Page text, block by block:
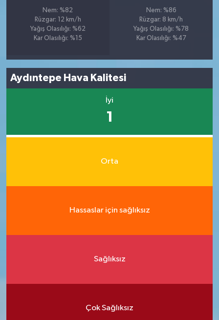
Nem: %82
Rüzgar: 12 km/h
Yağış Olasılığı: %62
Kar Olasılığı: %15
Nem: %86
Rüzgar: 8 km/h
Yağış Olasılığı: %78
Kar Olasılığı: %47
Aydıntepe Hava Kalitesi
İyi
1
Orta
Hassaslar için sağlıksız
Sağlıksız
Çok Sağlıksız